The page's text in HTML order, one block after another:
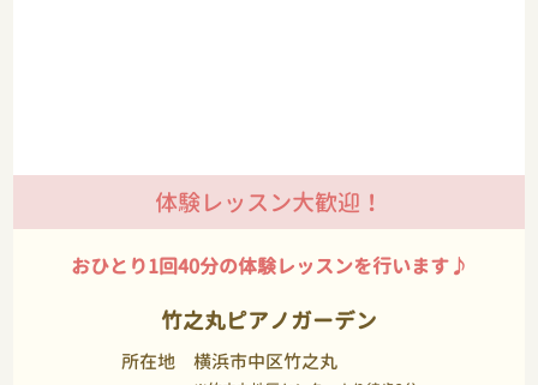
体験レッスン大歓迎！
おひとり1回40分の体験レッスンを行います♪
竹之丸ピアノガーデン
所在地 横浜市中区竹之丸